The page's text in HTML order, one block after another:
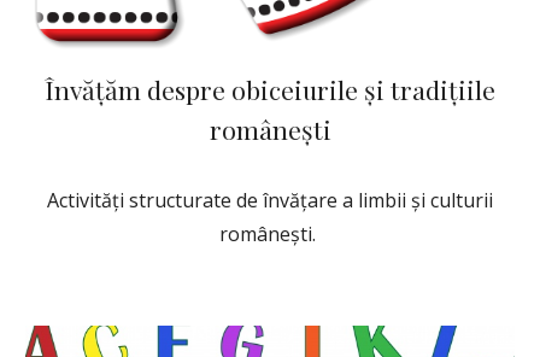
Învățăm despre obiceiurile și tradițiile
românești
Activități structurate de învățare a limbii și culturii
românești.